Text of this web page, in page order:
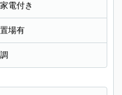
電付き
場有